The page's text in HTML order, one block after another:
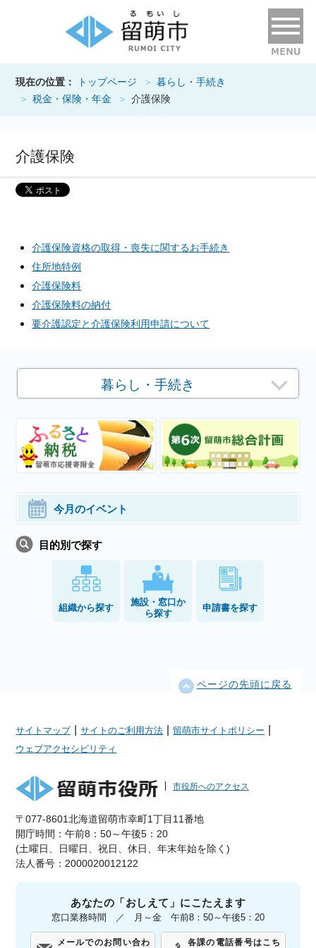
現在の位置： トップページ
暮らし・手続き
税金・保険・年金
介護保険
介護保険
介護保険資格の取得・喪失に関するお手続き
住所地特例
介護保険料
介護保険料の納付
要介護認定と介護保険利用申請について
暮らし・手続き
今月のイベント
目的別で探す
組織から探す
施設・窓口か
ら探す
申請書を探す
ページの先頭に戻る
サイトマップ サイトのご利用方法 留萌市サイトポリシー
ウェブアクセシビリティ
市役所へのアクセス
〒077-8601北海道留萌市幸町1丁目11番地
開庁時間：午前8：50～午後5：20
(土曜日、日曜日、祝日、休日、年末年始を除く)
法人番号：2000020012122
あなたの「おしえて」にこたえます
窓口業務時間 ／ 月～金 午前8：50～午後5：20
メールでのお問い合わ 各課の電話番号はこち